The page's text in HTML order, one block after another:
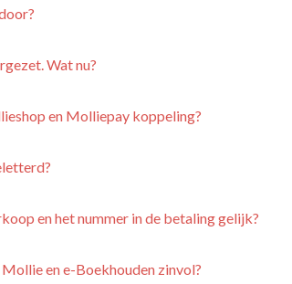
Wat nu?
en Molliepay koppeling?
en het nummer in de betaling gelijk?
en e-Boekhouden zinvol?